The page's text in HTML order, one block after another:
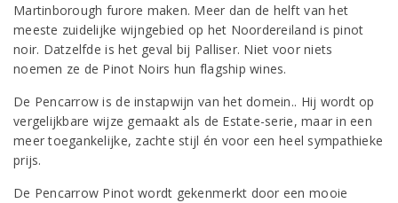
Martinborough furore maken. Meer dan de helft van het
meeste zuidelijke wijngebied op het Noordereiland is pinot
noir. Datzelfde is het geval bij Palliser. Niet voor niets
noemen ze de Pinot Noirs hun flagship wines.
De Pencarrow is de instapwijn van het domein.. Hij wordt op
vergelijkbare wijze gemaakt als de Estate-serie, maar in een
meer toegankelijke, zachte stijl én voor een heel sympathieke
prijs.
De Pencarrow Pinot wordt gekenmerkt door een mooie